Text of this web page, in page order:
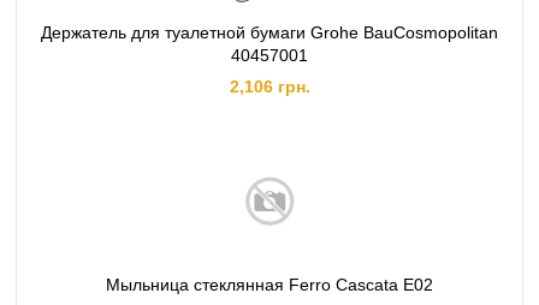
Держатель для туалетной бумаги Grohe BauCosmopolitan
40457001
2,106 грн.
Мыльница стеклянная Ferro Cascata E02